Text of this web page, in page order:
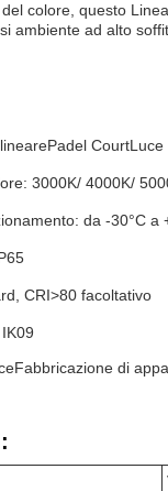
colore, questo
ambiente ad alto
Padel CourtLuce
3000K/ 4000K/
da -30°C a
CRI>80 facoltativo
Fabbricazione di